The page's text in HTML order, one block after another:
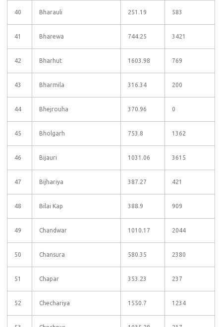
40 Bharauli 251.19 583
41 Bharewa 744.25 3421
42 Bharhut 1603.98 769
43 Bharmila 316.34 200
44 Bhejrouha 370.96 0
45 Bholgarh 753.8 1362
46 Bijauri 1031.06 3615
47 Bijhariya 387.27 421
48 Bilai Kap 388.9 909
49 Chandwar 1010.17 2044
50 Chansura 580.35 2380
51 Chapar 353.23 237
52 Chechariya 1550.7 1234